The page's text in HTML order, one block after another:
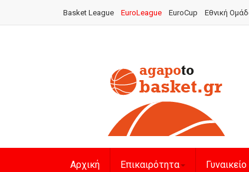
Basket League EuroLeague EuroCup Εθνική
Αρχική Επικαιρότητα